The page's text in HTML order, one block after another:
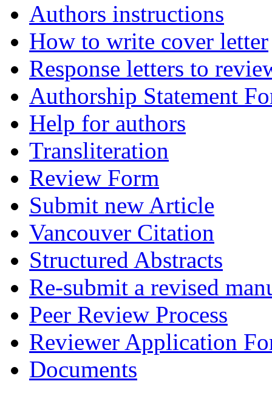
Authors instructions
How to write cover letter
Response letters to
Authorship Statement
Help for authors
Transliteration
Review Form
Submit new Article
Vancouver Citation
Structured Abstracts
Re-submit a revised
Peer Review Process
Reviewer Application
Documents